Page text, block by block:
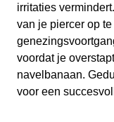
irritaties
van je piercer op
voordat je
navelbanaan.
voor een